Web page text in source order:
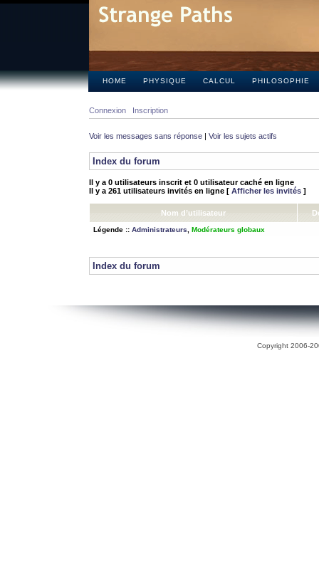
HOME PHYSIQUE CALCUL PHILOSOPHIE
Connexion Inscription
Voir les messages sans réponse | Voir les sujets actifs
Index du forum
Il y a 0 utilisateurs inscrit et 0 utilisateur caché en ligne
Il y a 261 utilisateurs invités en ligne [ Afficher les invités ]
Nom d’utilisateur
Légende :: Administrateurs Modérateurs globaux
Index du forum
Copyright 2006-